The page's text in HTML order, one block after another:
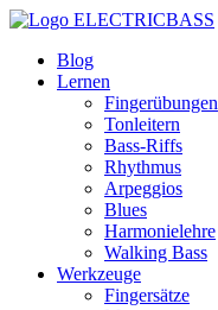
ELECTRICBASS
Blog
Lernen
Fingerübungen
Tonleitern
Bass-Riffs
Rhythmus
Arpeggios
Blues
Harmonielehre
Walking Bass
Werkzeuge
Fingersätze